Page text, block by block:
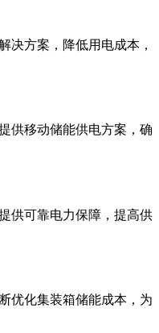
决方案，降低用电成本，
供移动储能供电方案，确
供可靠电力保障，提高供
优化集装箱储能成本，为